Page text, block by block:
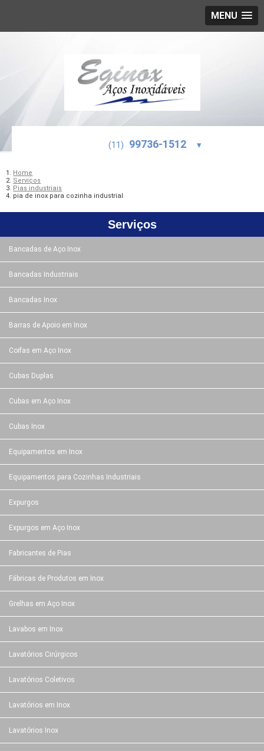
MENU
(11) 99736-1512 ▾
Home
Serviços
Pias industriais
pia de inox para cozinha industrial
Serviços
Bancadas de Aço Inox
Bancadas Industriais
Bancadas Inox
Barras de Apoio em Inox
Coifas em Aço Inox
Cubas Duplas
Cubas em Aço Inox
Cubas Inox
Equipamentos em Inox
Equipamentos para Cozinhas Industriais
Expurgos
Expurgos em Aço Inox
Fabricantes de Pias
Fábricas de Produtos em Inox
Grelhas em Aço Inox
Lavabos em Inox
Lavatórios Cirúrgicos
Lavatórios Coletivos
Lavatórios em Inox
Lavatórios Inox